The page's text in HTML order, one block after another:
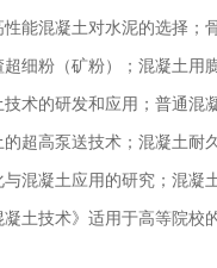
能混凝土对水泥的选择
细粉（矿粉）；混凝土用
术的研发和应用；普通
超高泵送技术；混凝土
混凝土应用的研究；混凝
凝土技术》适用于高等院